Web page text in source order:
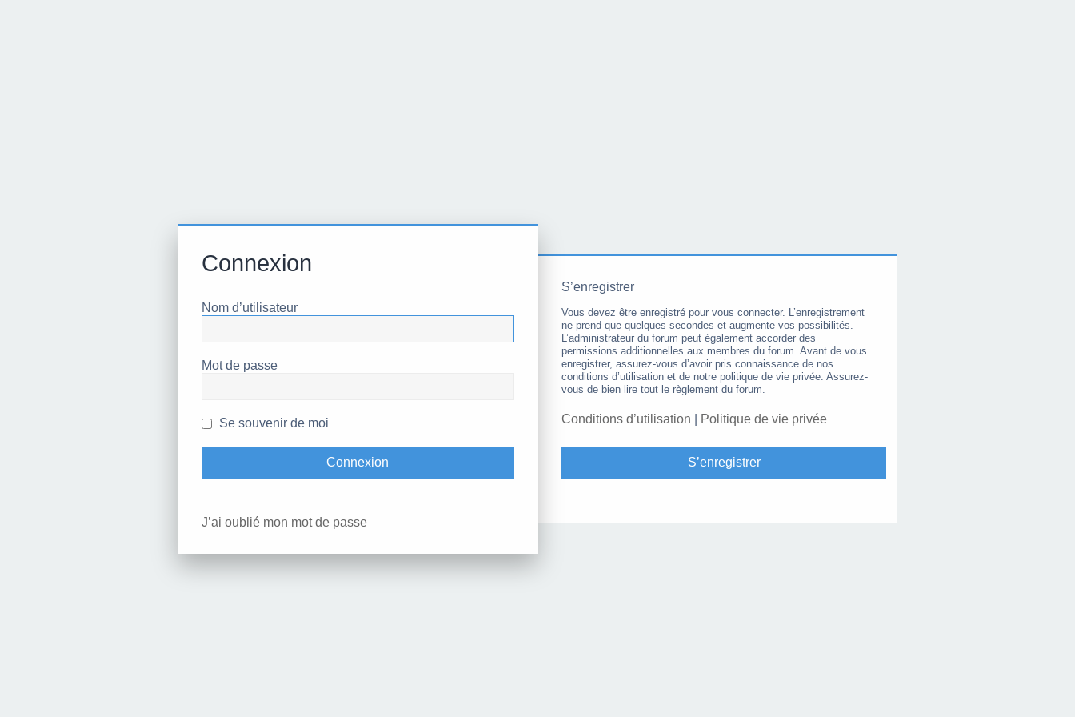
Connexion
Nom d’utilisateur
Mot de passe
Se souvenir de moi
J’ai oublié mon mot de passe
S’enregistrer
Vous devez être enregistré pour vous connecter. L’enregistrement
ne prend que quelques secondes et augmente vos possibilités.
L’administrateur du forum peut également accorder des
permissions additionnelles aux membres du forum. Avant de vous
enregistrer, assurez-vous d’avoir pris connaissance de nos
conditions d’utilisation et de notre politique de vie privée. Assurez-
vous de bien lire tout le règlement du forum.
Conditions d’utilisation Politique de vie privée
S’enregistrer